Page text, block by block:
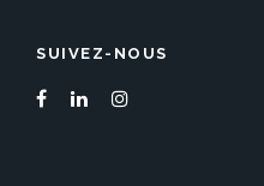
SUIVEZ-NOUS